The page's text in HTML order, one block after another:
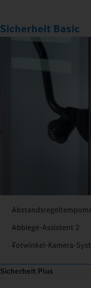
Sicherheit Basic
Abbiege-Assistent 2
Totwinkel-Kamera-
Sicherheit Plus